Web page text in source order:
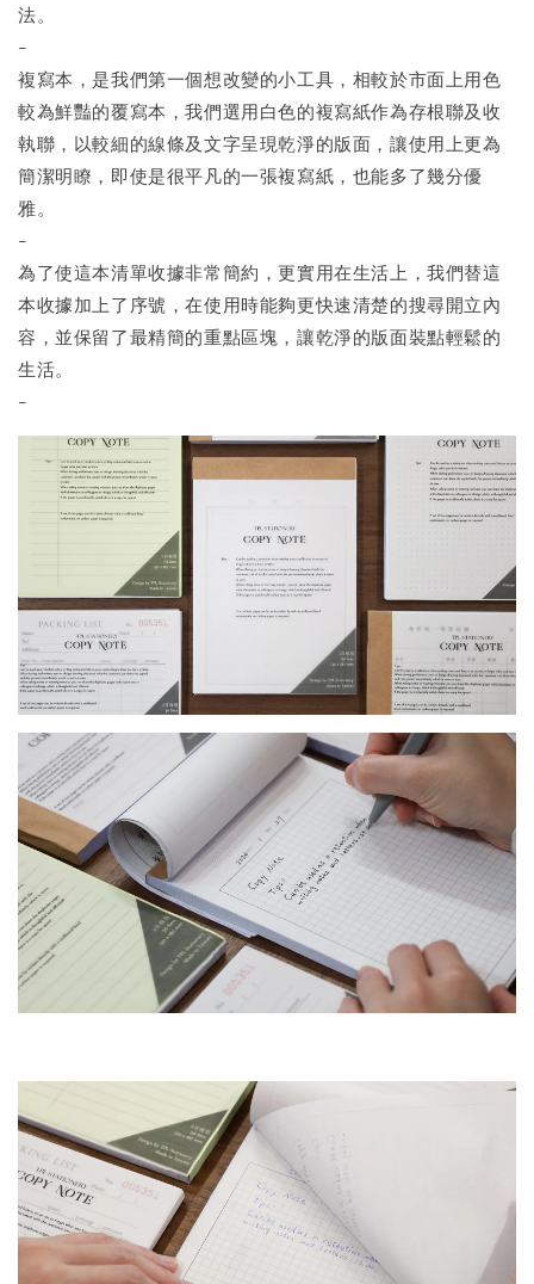
法。
-
複寫本，是我們第一個想改變的小工具，相較於市面上用色
較為鮮豔的覆寫本，我們選用白色的複寫紙作為存根聯及收
執聯，以較細的線條及文字呈現乾淨的版面，讓使用上更為
簡潔明瞭，即使是很平凡的一張複寫紙，也能多了幾分優
雅。
-
為了使這本清單收據非常簡約，更實用在生活上，我們替這
本收據加上了序號，在使用時能夠更快速清楚的搜尋開立內
容，並保留了最精簡的重點區塊，讓乾淨的版面裝點輕鬆的
生活。
-